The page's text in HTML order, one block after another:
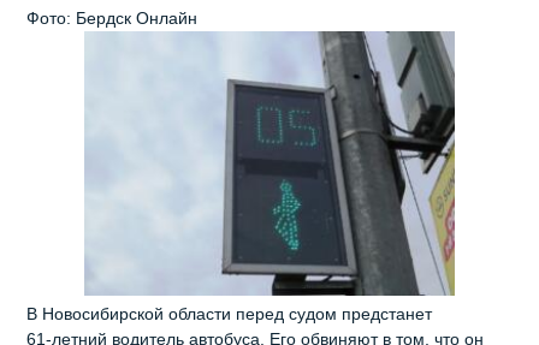
Фото: Бердск Онлайн
В Новосибирской области перед судом предстанет
61‑летний водитель автобуса. Его обвиняют в том, что он